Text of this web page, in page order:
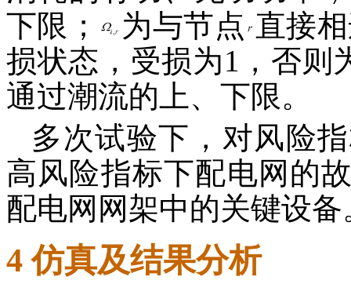
下限；
为与节点 直接
损状态，受损为1，否则
通过潮流的上、下限。
多次试验下，对风险
高风险指标下配电网的
配电网网架中的关键设备
4 仿真及结果分析